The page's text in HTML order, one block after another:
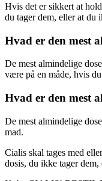
Hvis det er sikkert at
du tager dem, eller at du
Hvad er den mest
De mest almindelige
være på en måde, hvis
Hvad er den mest
De mest almindelige
mad.
Cialis skal tages med
dosis, du ikke tager